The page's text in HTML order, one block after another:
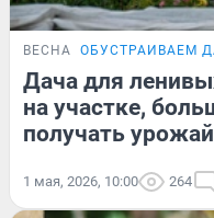
ВЕСНА ОБУСТРАИВАЕМ
Дача для
на участке,
получать урожай
1 мая, 2026, 10:00 264